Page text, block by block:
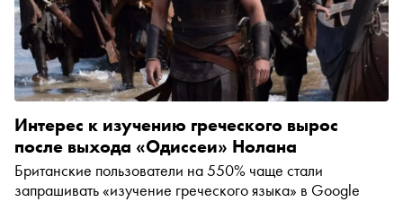
Интерес к изучению греческого вырос
после выхода «Одиссеи» Нолана
Британские пользователи на 550% чаще стали
запрашивать «изучение греческого языка» в Google